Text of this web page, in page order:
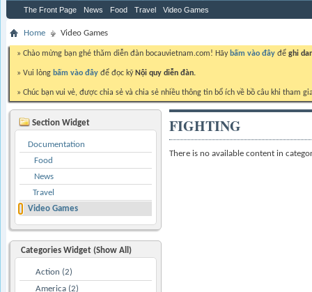
The Front Page News Food Travel Video Games
Home Video Games
» Chào mừng bạn ghé thăm diễn đàn bocauvietnam.com! Hãy bấm vào đây để ghi
» Vui lòng bấm vào đây để đọc kỹ Nội quy diễn đàn.
» Chúc bạn vui vẻ, được chia sẻ và chia sẻ nhiều thông tin bổ ích về bồ câu khi tham
Section Widget
Documentation
Food
News
Travel
Video Games
Categories Widget (Show All)
Action (2)
America (2)
FIGHTING
There is no available content in